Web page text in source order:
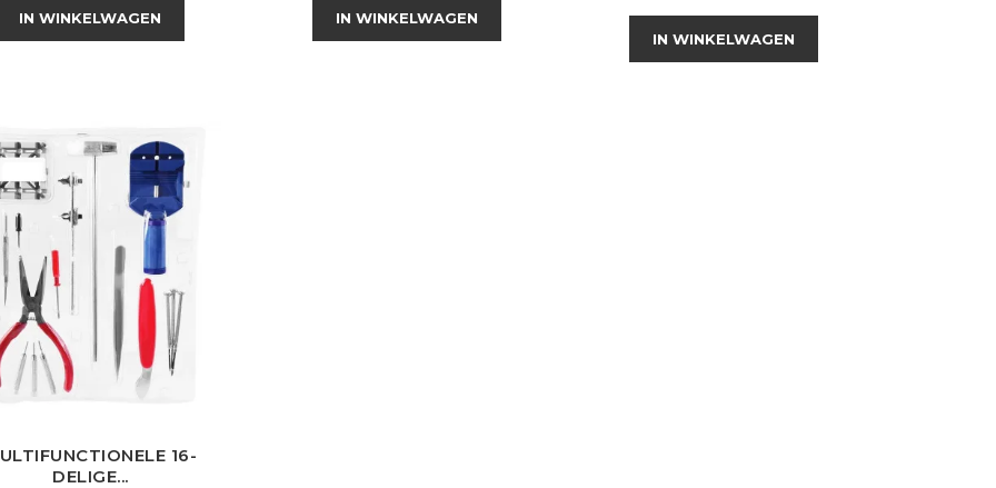
IN WINKELWAGEN IN WINKELWAGEN
IN WINKELWAGEN
16-
DELIGE...